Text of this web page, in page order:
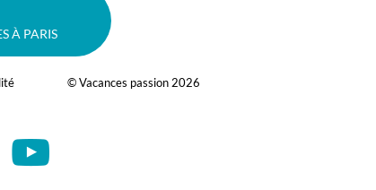
À PARIS
© Vacances passion 2026